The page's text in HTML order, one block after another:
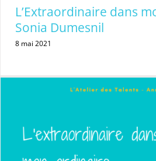
L’Extraordinaire dans
Sonia Dumesnil
8 mai 2021